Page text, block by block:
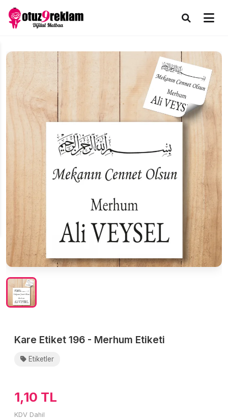
Kare Etiket 196 - Merhum Etiketi
Etiketler
1,10 TL
KDV Dahil